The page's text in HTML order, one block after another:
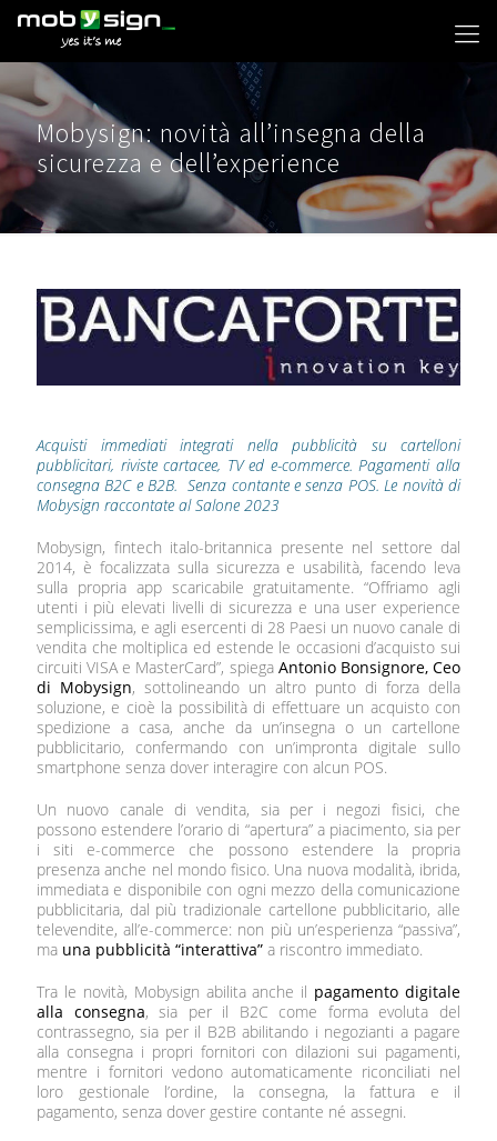
Mobysign: novità all’insegna della
sicurezza e dell’experience
Acquisti immediati integrati nella pubblicità su cartelloni
pubblicitari, riviste cartacee, TV ed e-commerce. Pagamenti alla
consegna B2C e B2B. Senza contante e senza POS. Le novità di
Mobysign raccontate al Salone 2023
Mobysign, fintech italo-britannica presente nel settore dal
2014, è focalizzata sulla sicurezza e usabilità, facendo leva
sulla propria app scaricabile gratuitamente. “Offriamo agli
utenti i più elevati livelli di sicurezza e una user experience
semplicissima, e agli esercenti di 28 Paesi un nuovo canale di
vendita che moltiplica ed estende le occasioni d’acquisto sui
circuiti VISA e MasterCard”, spiega Antonio Bonsignore, Ceo
di Mobysign, sottolineando un altro punto di forza della
soluzione, e cioè la possibilità di effettuare un acquisto con
spedizione a casa, anche da un’insegna o un cartellone
pubblicitario, confermando con un’impronta digitale sullo
smartphone senza dover interagire con alcun POS.
Un nuovo canale di vendita, sia per i negozi fisici, che
possono estendere l’orario di “apertura” a piacimento, sia per
i siti e-commerce che possono estendere la propria
presenza anche nel mondo fisico. Una nuova modalità, ibrida,
immediata e disponibile con ogni mezzo della comunicazione
pubblicitaria, dal più tradizionale cartellone pubblicitario, alle
televendite, all’e-commerce: non più un’esperienza “passiva”,
ma una pubblicità “interattiva” a riscontro immediato.
Tra le novità, Mobysign abilita anche il pagamento digitale
alla consegna, sia per il B2C come forma evoluta del
contrassegno, sia per il B2B abilitando i negozianti a pagare
alla consegna i propri fornitori con dilazioni sui pagamenti,
mentre i fornitori vedono automaticamente riconciliati nel
loro gestionale l’ordine, la consegna, la fattura e il
pagamento, senza dover gestire contante né assegni.